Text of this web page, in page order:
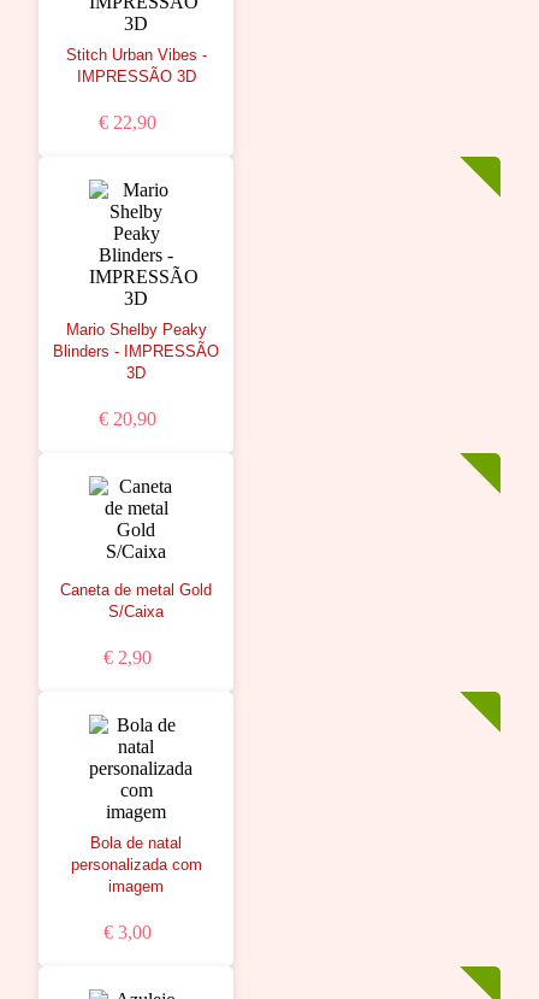
Stitch Urban Vibes -
IMPRESSÃO 3D
€ 22,90
Mario Shelby Peaky
Blinders - IMPRESSÃO
3D
€ 20,90
Caneta de metal Gold
S/Caixa
€ 2,90
Bola de natal
personalizada com
imagem
€ 3,00